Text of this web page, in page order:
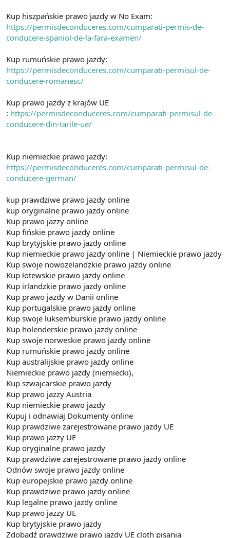
Kup hiszpańskie prawo jazdy w No Exam:
https://permisdeconduceres.com/cumparati-permis-de-
conducere-spaniol-de-la-fara-examen/
Kup rumuńskie prawo jazdy:
https://permisdeconduceres.com/cumparati-permisul-de-
conducere-romanesc/
Kup prawo jazdy z krajów UE
: https://permisdeconduceres.com/cumparati-permisul-de-
conducere-din-tarile-ue/
Kup niemieckie prawo jazdy:
https://permisdeconduceres.com/cumparati-permisul-de-
conducere-german/
kup prawdziwe prawo jazdy online
kup oryginalne prawo jazdy online
Kup prawo jazzy online
Kup fińskie prawo jazdy online
Kup brytyjskie prawo jazdy online
Kup niemieckie prawo jazdy online | Niemieckie prawo jazdy
Kup swoje nowozelandzkie prawo jazdy online
Kup łotewskie prawo jazdy online
Kup irlandzkie prawo jazdy online
Kup prawo jazdy w Danii online
Kup portugalskie prawo jazdy online
Kup swoje luksemburskie prawo jazdy online
Kup holenderskie prawo jazdy online
Kup swoje norweskie prawo jazdy online
Kup rumuńskie prawo jazdy online
Kup australijskie prawo jazdy online
Niemieckie prawo jazdy (niemiecki),
Kup szwajcarskie prawo jazdy
Kup prawo jazzy Austria
Kup niemieckie prawo jazdy
Kupuj i odnawiaj Dokumenty online
Kup prawdziwe zarejestrowane prawo jazdy UE
Kup prawo jazzy UE
Kup oryginalne prawo jazdy
Kup prawdziwe zarejestrowane prawo jazdy online
Odnów swoje prawo jazdy online
Kup europejskie prawo jazdy online
Kup prawdziwe prawo jazdy online
Kup legalne prawo jazdy online
Kup prawo jazzy UE
Kup brytyjskie prawo jazdy
Zdobądź prawdziwe prawo jazdy UE cloth pisania